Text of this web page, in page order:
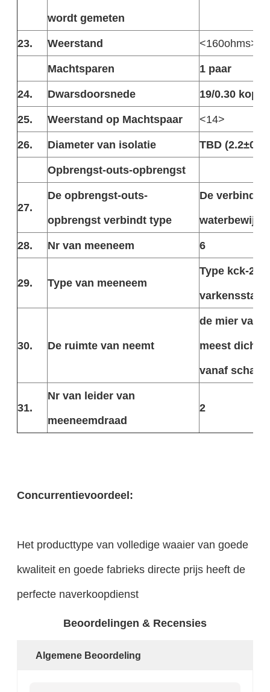
wordt gemeten
23. Weerstand
<160ohms>
Machtsparen
1 paar
24.
Dwarsdoorsnede
19/0.30 koper
25.
Weerstand op Machtspaar
<14>
26.
Diameter van isolatie
TBD
Opbrengst-outs-opbrengst
27.
De opbrengst-outs-
opbrengst verbindt type
De
waterbewijs
28.
Nr van meeneem 6
29. Type van meeneem
Type kck-2M
varkensstaart
30. De ruimte van neemt
de mier van
meest
vanaf
31.
Nr van leider van
meeneemdraad
2
Concurrentievoordeel:
Het producttype van volledige waaier van goede
kwaliteit en goede fabrieks directe prijs heeft de
perfecte naverkoopdienst
Beoordelingen & Recensies
Algemene Beoordeling